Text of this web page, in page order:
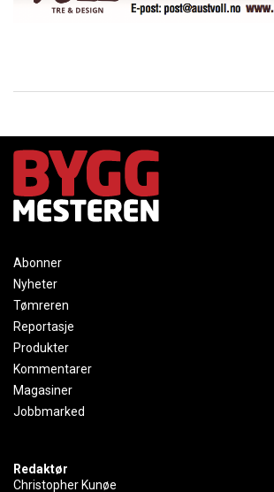
Abonner
Nyheter
Tømreren
Reportasje
Produkter
Kommentarer
Magasiner
Jobbmarked
Redaktør
Christopher Kunøe